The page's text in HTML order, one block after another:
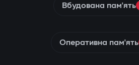
Вбудована пам'ять
Оперативна пам'ять